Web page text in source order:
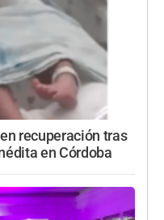
recuperación tras
en Córdoba